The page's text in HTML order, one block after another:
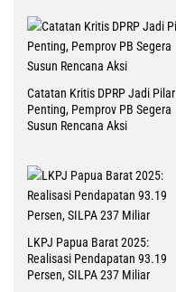
Catatan Kritis DPRP Jadi Pilar
Penting, Pemprov PB Segera
Susun Rencana Aksi
LKPJ Papua Barat 2025:
Realisasi Pendapatan 93.19
Persen, SILPA 237 Miliar